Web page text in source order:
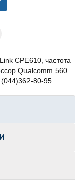
CPE610, частота
Qualcomm 560
80-95